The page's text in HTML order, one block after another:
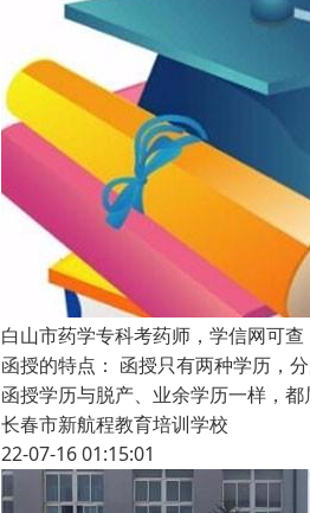
白山市药学专科考药师，学信网可查
函授的特点： 函授只有两种学历，
函授学历与脱产、业余学历一样，
长春市新航程教育培训学校
22-07-16 01:15:01